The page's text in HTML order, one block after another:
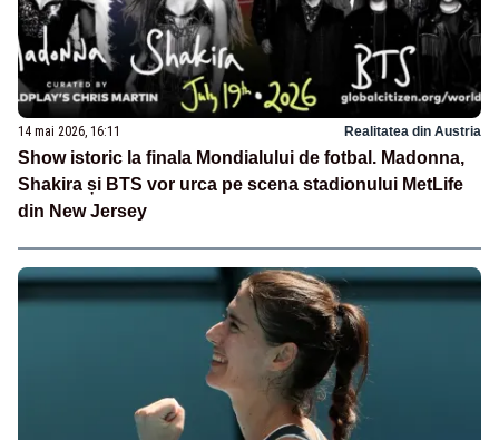
14 mai 2026, 16:11 Realitatea din Austria
Show istoric la finala Mondialului de fotbal. Madonna,
Shakira și BTS vor urca pe scena stadionului MetLife
din New Jersey